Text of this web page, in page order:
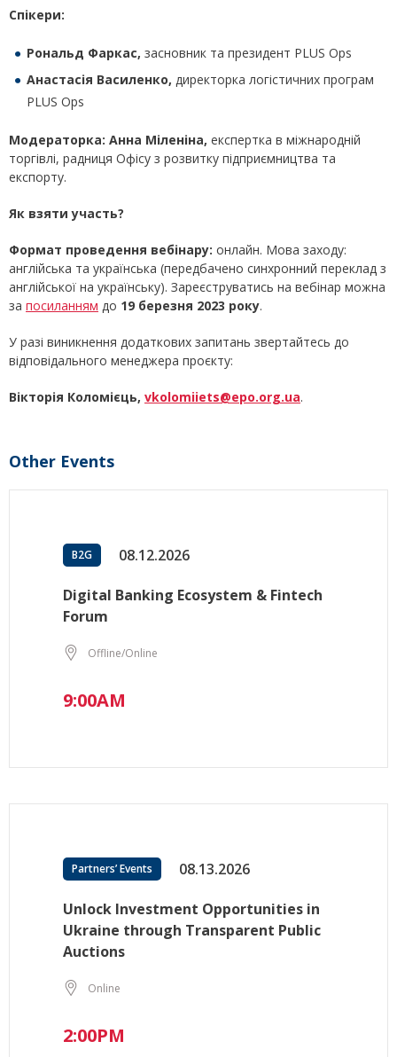
Спікери:
Рональд Фаркас, засновник та президент PLUS Ops
Анастасія Василенко, директорка логістичних програм
PLUS Ops
Модераторка: Анна Міленіна, експертка в міжнародній
торгівлі, радниця Офісу з розвитку підприємництва та
експорту.
Як взяти участь?
Формат проведення вебінару: онлайн. Мова заходу:
англійська та українська (передбачено синхронний переклад з
англійської на українську). Зареєструватись на вебінар можна
за посиланням до 19 березня 2023 року.
У разі виникнення додаткових запитань звертайтесь до
відповідального менеджера проєкту:
Вікторія Коломієць, vkolomiiets@epo.org.ua.
Other Events
B2G 08.12.2026
Digital Banking Ecosystem & Fintech
Forum
Offline/Online
9:00AM
Partners’ Events 08.13.2026
Unlock Investment Opportunities in
Ukraine through Transparent Public
Auctions
Online
2:00PM